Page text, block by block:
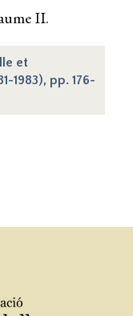
II.
et
1983), pp. 176-